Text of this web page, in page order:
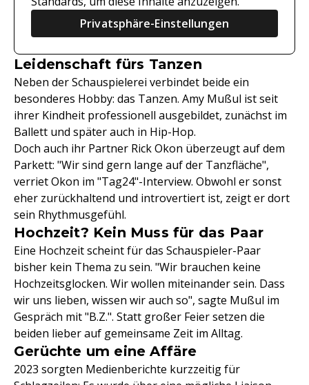
Privatsphäre-Einstellungen
Leidenschaft fürs Tanzen
Neben der Schauspielerei verbindet beide ein
besonderes Hobby: das Tanzen. Amy Mußul ist seit
ihrer Kindheit professionell ausgebildet, zunächst im
Ballett und später auch in Hip-Hop.
Doch auch ihr Partner Rick Okon überzeugt auf dem
Parkett: "Wir sind gern lange auf der Tanzfläche",
verriet Okon im "Tag24"-Interview. Obwohl er sonst
eher zurückhaltend und introvertiert ist, zeigt er dort
sein Rhythmusgefühl.
Hochzeit? Kein Muss für das Paar
Eine Hochzeit scheint für das Schauspieler-Paar
bisher kein Thema zu sein. "Wir brauchen keine
Hochzeitsglocken. Wir wollen miteinander sein. Dass
wir uns lieben, wissen wir auch so", sagte Mußul im
Gespräch mit "B.Z.". Statt großer Feier setzen die
beiden lieber auf gemeinsame Zeit im Alltag.
Gerüchte um eine Affäre
2023 sorgten Medienberichte kurzzeitig für